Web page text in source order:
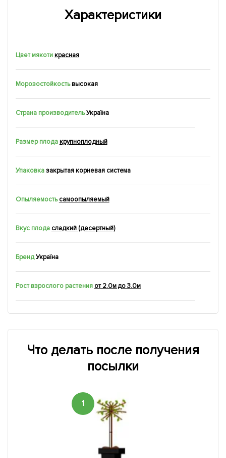
Характеристики
Цвет мякотикрасная
Морозостойкость высокая
Страна производитель Україна
Размер плодакрупноплодный
Упаковказакрытая корневая система
Опыляемость самоопыляемый
Вкус плода сладкий (десертный)
БрендУкраїна
Рост взрослого растения от 2.0м до 3.0м
Что делать после получения
посылки
1